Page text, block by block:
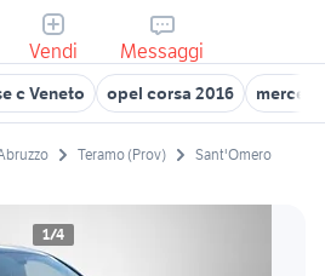
Vendi Messaggi
c Veneto opel corsa 2016
Teramo (Prov) Sant'Omero
1/4